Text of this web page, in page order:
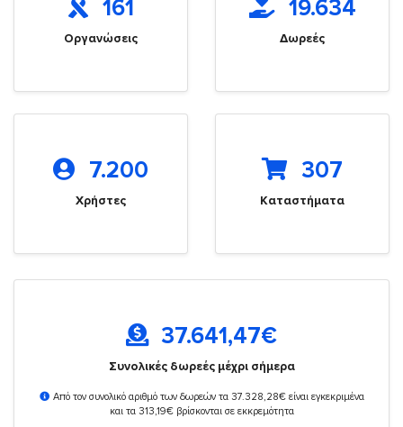
161
Οργανώσεις
19.634
Δωρεές
7.200
Χρήστες
307
Καταστήματα
37.641,47€
Συνολικές δωρεές μέχρι σήμερα
Από τον συνολικό αριθμό των δωρεών τα 37.328,28€ είναι εγκεκριμένα
και τα 313,19€ βρίσκονται σε εκκρεμότητα